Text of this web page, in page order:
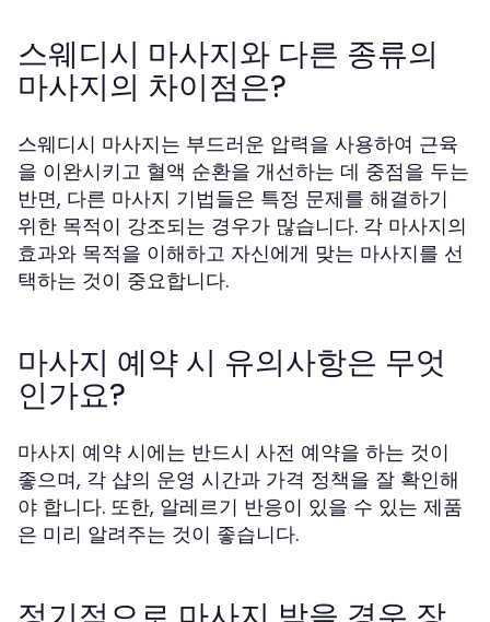
스웨디시 마사지와 다른 종류의
마사지의 차이점은?
스웨디시 마사지는 부드러운 압력을 사용하여 근육
을 이완시키고 혈액 순환을 개선하는 데 중점을 두는
반면, 다른 마사지 기법들은 특정 문제를 해결하기
위한 목적이 강조되는 경우가 많습니다. 각 마사지의
효과와 목적을 이해하고 자신에게 맞는 마사지를 선
택하는 것이 중요합니다.
마사지 예약 시 유의사항은 무엇
인가요?
마사지 예약 시에는 반드시 사전 예약을 하는 것이
좋으며, 각 샵의 운영 시간과 가격 정책을 잘 확인해
야 합니다. 또한, 알레르기 반응이 있을 수 있는 제품
은 미리 알려주는 것이 좋습니다.